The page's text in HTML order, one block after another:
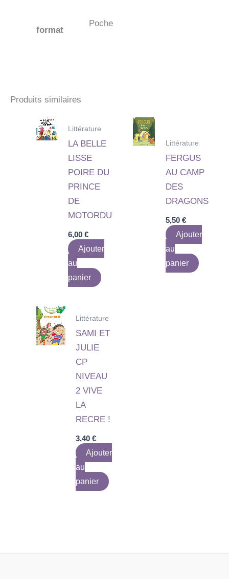
format
Poche
Produits similaires
Littérature
LA BELLE
LISSE
POIRE DU
PRINCE
DE
MOTORDU
6,00€
Ajouter
au
panier
Littérature
FERGUS
AU CAMP
DES
DRAGONS
5,50 €
Ajouter
au
panier
Littérature
SAMI ET
JULIE
CP
NIVEAU
2 VIVE
LA
RECRE !
3,40€
Ajouter
au
panier